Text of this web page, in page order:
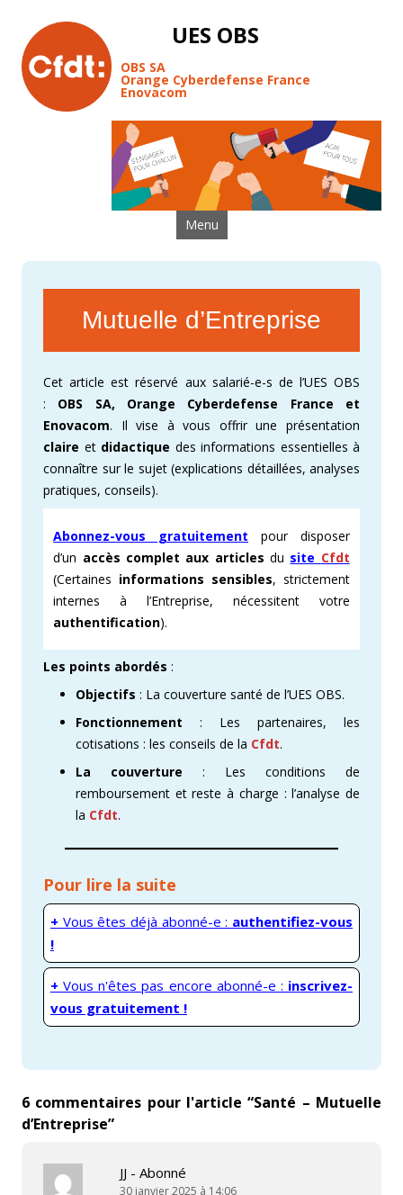
UES OBS
OBS SA
Orange Cyberdefense France
Enovacom
Menu Aller au contenu
Mutuelle d’Entreprise
Cet article est réservé aux salarié-e-s de l’UES OBS
: OBS SA, Orange Cyberdefense France et
Enovacom. Il vise à vous offrir une présentation
claire et didactique des informations essentielles à
connaître sur le sujet (explications détaillées, analyses
pratiques, conseils).
Abonnez-vous gratuitement pour disposer
d’un accès complet aux articles du site Cfdt
(Certaines informations sensibles, strictement
internes à l’Entreprise, nécessitent votre
authentification).
Les points abordés :
Objectifs : La couverture santé de l’UES OBS.
Fonctionnement : Les partenaires, les
cotisations : les conseils de la Cfdt.
La couverture : Les conditions de
remboursement et reste à charge : l’analyse de
la Cfdt.
Pour lire la suite
+ Vous êtes déjà abonné-e : authentifiez-vous
!
+ Vous n'êtes pas encore abonné-e : inscrivez-
vous gratuitement !
6 commentaires pour l'article “Santé – Mutuelle
d’Entreprise”
JJ - Abonné
30 janvier 2025 à 14:06